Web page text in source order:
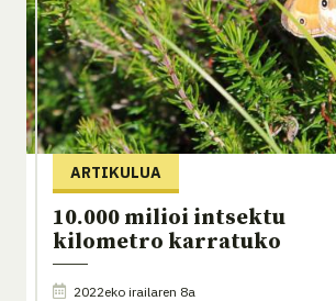
ARTIKULUA
10.000 milioi intsektu
kilometro karratuko
2022eko irailaren 8a